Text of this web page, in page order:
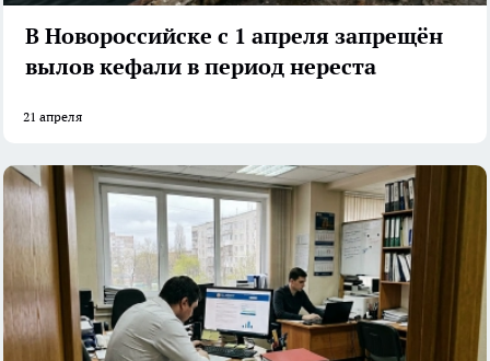
В Новороссийске с 1 апреля запрещён
вылов кефали в период нереста
21 апреля